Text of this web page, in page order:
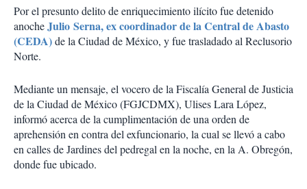
Por el presunto delito de enriquecimiento ilícito fue detenido
anocheJulio Serna, ex coordinador de la Central de Abasto
(CEDA)de la Ciudad de México, y fue trasladado al Reclusorio
Norte.
Mediante un mensaje, el vocero de la Fiscalía General de Justicia
de la Ciudad de México (FGJCDMX), Ulises Lara López,
informó acerca de la cumplimentación de una orden de
aprehensión en contra del exfuncionario, la cual se llevó a cabo
en calles de Jardines del pedregal en la noche, en la A. Obregón,
donde fue ubicado.